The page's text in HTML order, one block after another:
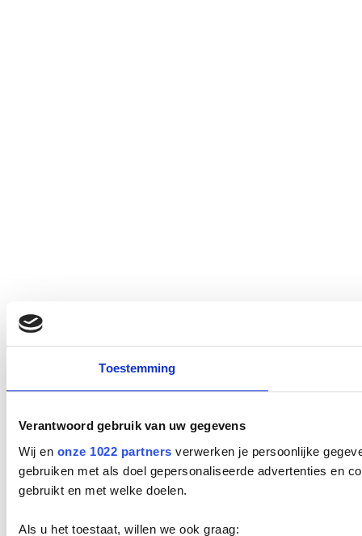
Toestemming
Verantwoord gebruik van uw gegevens
Wij en onze 1022 partners verwerken je persoonlijke
gebruiken met als doel gepersonaliseerde advertenties en
gebruikt en met welke doelen.
Als u het toestaat, willen we ook graag: